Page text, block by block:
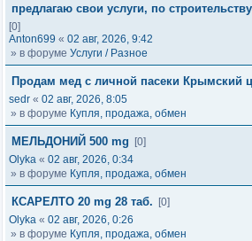
предлагаю свои услуги, по
[0]
Anton699 « 02 авг, 2026, 9:42
» в форуме Услуги / Разное
Продам мед с личной пасеки Крымский
sedr « 02 авг, 2026, 8:05
» в форуме Купля, продажа, обмен
МЕЛЬДОНИЙ 500 mg
[0]
Olyka « 02 авг, 2026, 0:34
» в форуме Купля, продажа, обмен
КСАРЕЛТО 20 mg 28 таб.
[0]
Olyka « 02 авг, 2026, 0:26
» в форуме Купля, продажа, обмен